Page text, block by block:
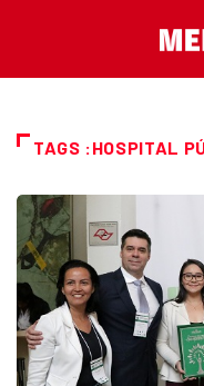
TAGS :HOSPITAL